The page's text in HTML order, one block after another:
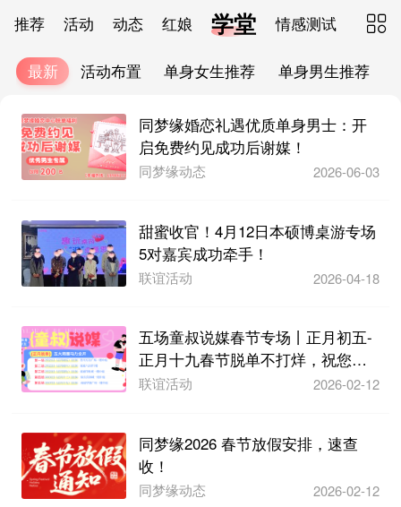
推荐 活动 动态 红娘 学堂 情感测试 
最新 活动布置 单身女生推荐 单身男生推荐
同梦缘婚恋礼遇优质单身男士：开
启免费约见成功后谢媒！
同梦缘动态 2026-06-03
甜蜜收官！4月12日本硕博桌游专场
5对嘉宾成功牵手！
联谊活动 2026-04-18
五场童叔说媒春节专场丨正月初五-
正月十九春节脱单不打烊，祝您马
上有对象！
联谊活动 2026-02-12
同梦缘2026 春节放假安排，速查
收！
同梦缘动态 2026-02-12